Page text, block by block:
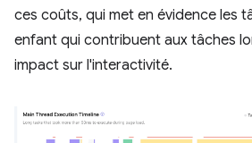
ces coûts, qui met en évidence les
enfant qui contribuent aux tâches
impact sur l'interactivité.